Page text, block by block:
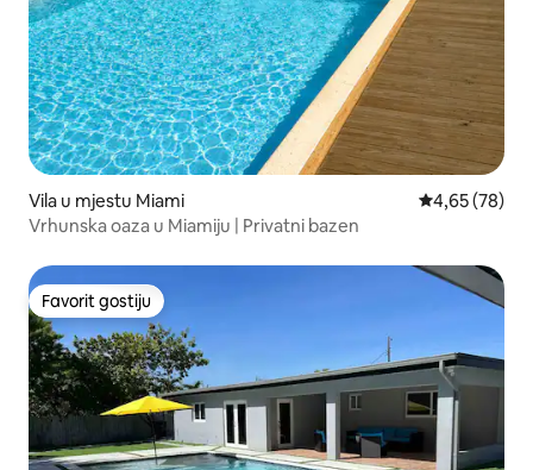
Vila u mjestu Miami Prosječna
4,65 (78)
Vrhunska oaza u Miamiju | Privatni bazen
Favorit gostiju
Favorit gostiju